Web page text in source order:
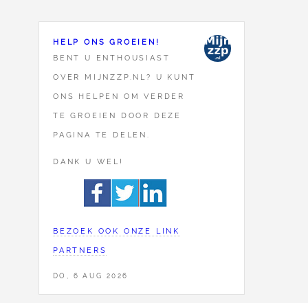
HELP ONS GROEIEN!
BENT U ENTHOUSIAST
OVER MIJNZZP.NL? U KUNT
ONS HELPEN OM VERDER
TE GROEIEN DOOR DEZE
PAGINA TE DELEN.
DANK U WEL!
BEZOEK OOK ONZE LINK
PARTNERS
DO, 6 AUG 2026